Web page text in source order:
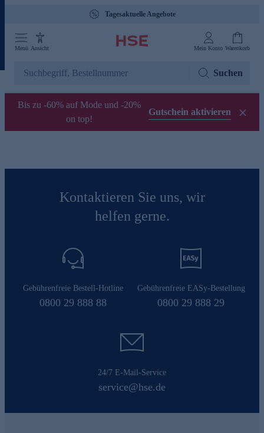
Tagesaktuelle Angebote
Menü Ansicht Mein Konto Warenkorb
Suchen
Bis zu -60% auf Mode und -20%
on top!
Gutschein aktivieren
Kontaktieren Sie uns, wir
helfen gerne.
Gebührenfreie Bestell-Hotline
0800 29 888 88
Gebührenfreie EASy-Bestellung
0800 29 888 29
24/7 E-Mail-Service
service@hse.de